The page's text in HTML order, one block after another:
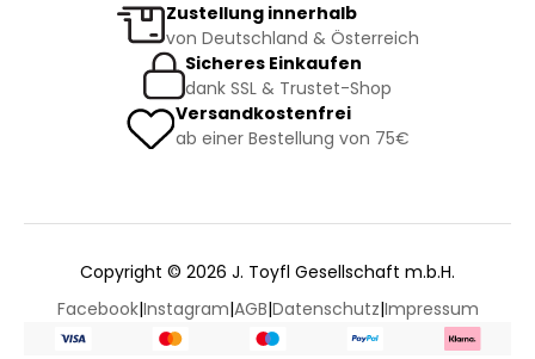
Zustellung innerhalb
von Deutschland & Österreich
Sicheres Einkaufen
dank SSL & Trustet-Shop
Versandkostenfrei
ab einer Bestellung von 75€
Copyright © 2026 J. Toyfl Gesellschaft m.b.H.
Facebook|Instagram|AGB|Datenschutz|Impressum